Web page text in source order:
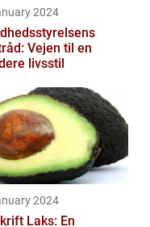
2024
Vejen til en
livsstil
2024
Laks: En